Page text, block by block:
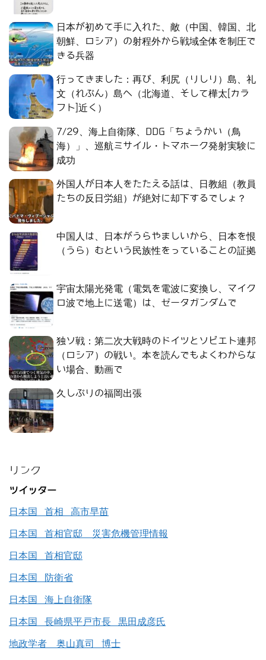
日本が初めて手に入れた、敵（中国、韓国、北
朝鮮、ロシア）の射程外から戦域全体を制圧で
きる兵器
行ってきました：再び、利尻（りしり）島、礼
文（れぶん）島へ（北海道、そして樺太[カラ
フト]近く）
7/29、海上自衛隊、DDG「ちょうかい（鳥
海）」、巡航ミサイル・トマホーク発射実験に
成功
外国人が日本人をたたえる話は、日教組（教員
たちの反日労組）が絶対に却下するでしょ？
中国人は、日本がうらやましいから、日本を恨
（うら）むという民族性をっていることの証拠
宇宙太陽光発電（電気を電波に変換し、マイク
ロ波で地上に送電）は、ゼータガンダムで
独ソ戦：第二次大戦時のドイツとソビエト連邦
（ロシア）の戦い。本を読んでもよくわからな
い場合、動画で
久しぶりの福岡出張
リンク
ツイッター
日本国 首相 高市早苗
日本国 首相官邸 災害危機管理情報
日本国 首相官邸
日本国 防衛省
日本国 海上自衛隊
日本国 長崎県平戸市長 黒田成彦氏
地政学者 奥山真司 博士